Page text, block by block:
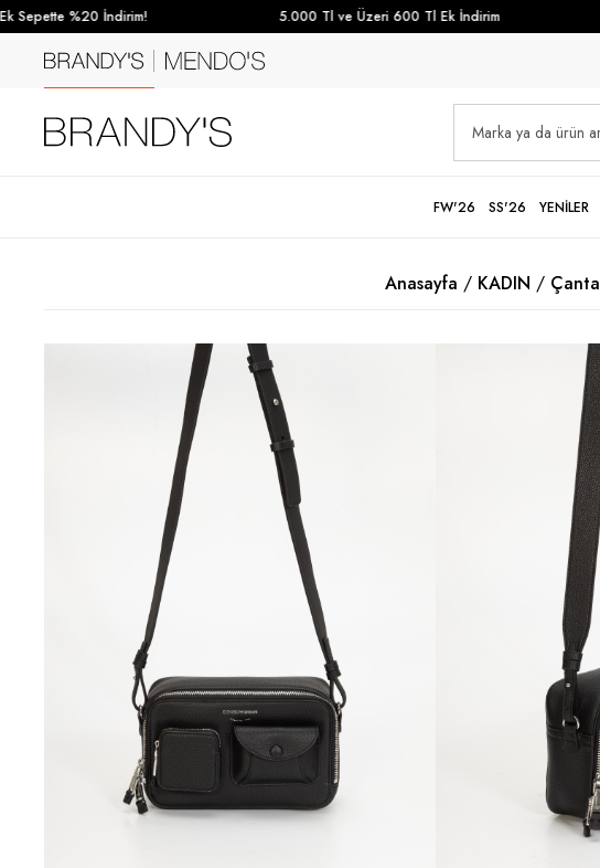
%20 İndirim! 5.000 Tl ve Üzeri 600 Tl Ek İndirim
FW'26 SS'26 YENİLER
Anasayfa KADIN Çanta